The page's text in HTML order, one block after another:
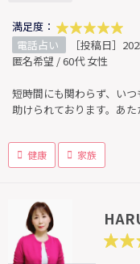
満足度：
電話占い
［投稿日］
匿名希望 / 60代 女性
短時間にも関わらず、い
助けられております。あた
健康 家族